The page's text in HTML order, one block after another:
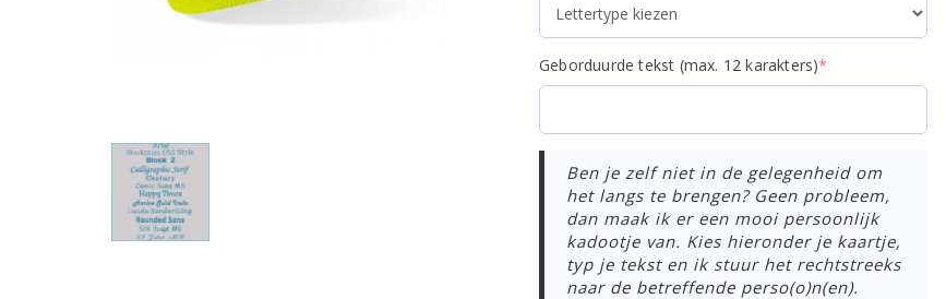
Geborduurde tekst (max. 12 karakters)*
Ben je zelf niet in de gelegenheid om
het langs te brengen? Geen probleem,
dan maak ik er een mooi persoonlijk
kadootje van. Kies hieronder je kaartje,
typ je tekst en ik stuur het rechtstreeks
naar de betreffende perso(o)n(en).